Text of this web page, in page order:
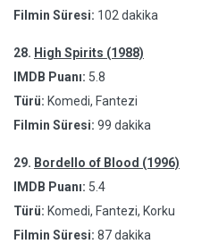
Filmin Süresi: 102 dakika
28. High Spirits (1988)
IMDB Puanı: 5.8
Türü: Komedi, Fantezi
Filmin Süresi: 99 dakika
29. Bordello of Blood (1996)
IMDB Puanı: 5.4
Türü: Komedi, Fantezi, Korku
Filmin Süresi: 87 dakika